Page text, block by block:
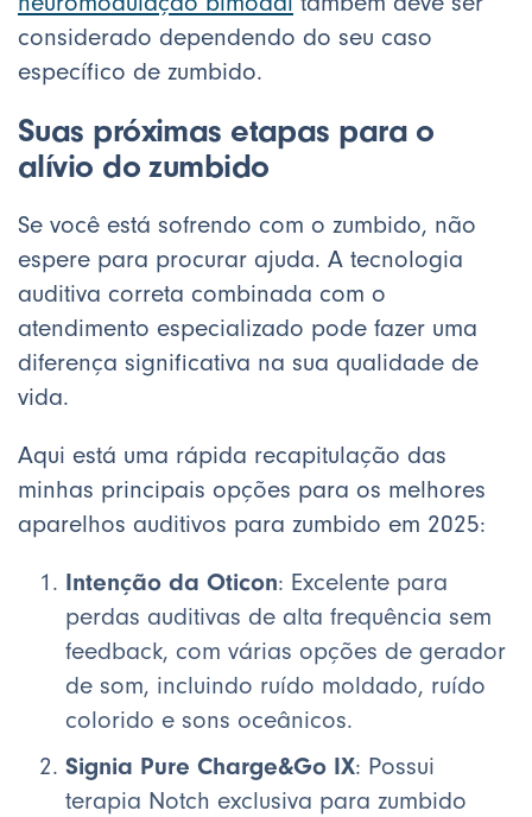
considerado dependendo do seu caso
específico de zumbido.
Suas próximas etapas para o
alívio do zumbido
Se você está sofrendo com o zumbido, não
espere para procurar ajuda. A tecnologia
auditiva correta combinada com o
atendimento especializado pode fazer uma
diferença significativa na sua qualidade de
vida.
Aqui está uma rápida recapitulação das
minhas principais opções para os melhores
aparelhos auditivos para zumbido em 2025:
Intenção da Oticon: Excelente para
perdas auditivas de alta frequência sem
feedback, com várias opções de gerador
de som, incluindo ruído moldado, ruído
colorido e sons oceânicos.
Signia Pure Charge&Go IX: Possui
terapia Notch exclusiva para zumbido